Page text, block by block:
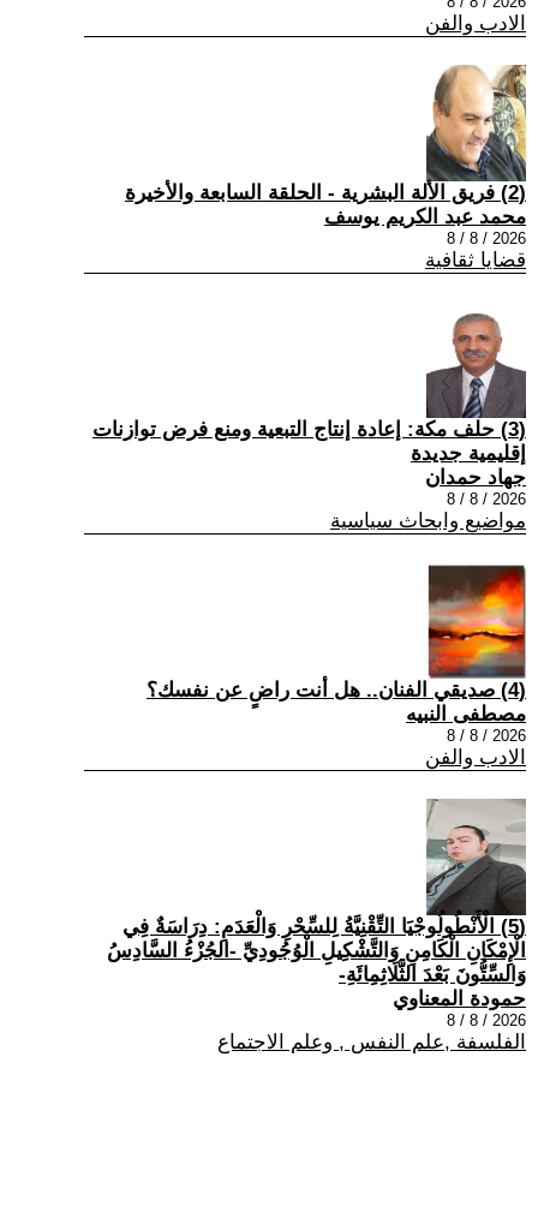
الادب والفن
(2) فريق الألة البشرية - الحلقة السابعة والأخيرة
محمد عبد الكريم يوسف
2026 / 8 / 8
قضايا ثقافية
(3) حلف مكة: إعادة إنتاج التبعية ومنع فرض توازنات
إقليمية جديدة
جهاد حمدان
2026 / 8 / 8
مواضيع وابحاث سياسية
(4) صديقي الفنان.. هل أنت راضٍ عن نفسك؟
مصطفى النبيه
2026 / 8 / 8
الادب والفن
(5) الْأَنْطُولُوجْيَا التِّقْنِيَّةُ لِلسِّحْرِ وَالْعَدَمِ: دِرَاسَةٌ فِي
الْإِمْكَانِ الْكَامِنِ وَالتَّشْكِيلِ الْوُجُودِيِّ -الجُزْءُ السَّادِسُ
وَالسِّتُّونَ بَعْدَ الثَّلَاثِمِائَةِ-
حمودة المعناوي
2026 / 8 / 8
الفلسفة ,علم النفس , وعلم الاجتماع